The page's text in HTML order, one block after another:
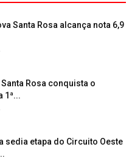
Santa Rosa alcança nota 6,9
Rosa conquista o
1ª...
sedia etapa do Circuito Oeste